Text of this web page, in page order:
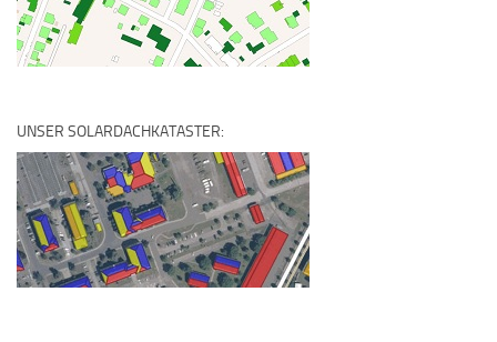
UNSER SOLARDACHKATASTER: